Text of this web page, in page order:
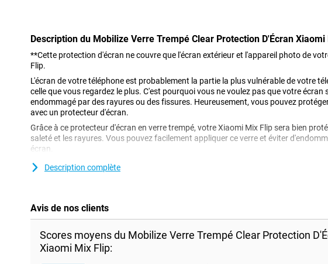
Description du Mobilize Verre Trempé Clear Protection D'Écran Xiaomi
**Cette protection d'écran ne couvre que l'écran extérieur et l'appareil photo de
Flip.
L'écran de votre téléphone est probablement la partie la plus vulnérable de votre
celle que vous regardez le plus. C'est pourquoi vous ne voulez pas que votre écran
endommagé par des rayures ou des fissures. Heureusement, vous pouvez
avec un protecteur d'écran.
Grâce à ce protecteur d'écran en verre trempé, votre Xiaomi Mix Flip sera bien
saleté et les rayures. Vous pouvez facilement appliquer ce verre et éviter
écran.
Une couche protectrice qui ne gêne pas
contre la saleté, la poussière et les objets pointus. Vous éviterez ainsi de rayer
Description complète
Avis de nos clients
Scores moyens du Mobilize Verre Trempé Clear Protection
Xiaomi Mix Flip: